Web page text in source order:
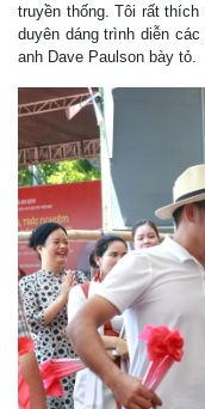
truyền thống. Tôi rất
duyên dáng trình diễn
anh Dave Paulson bày tỏ.